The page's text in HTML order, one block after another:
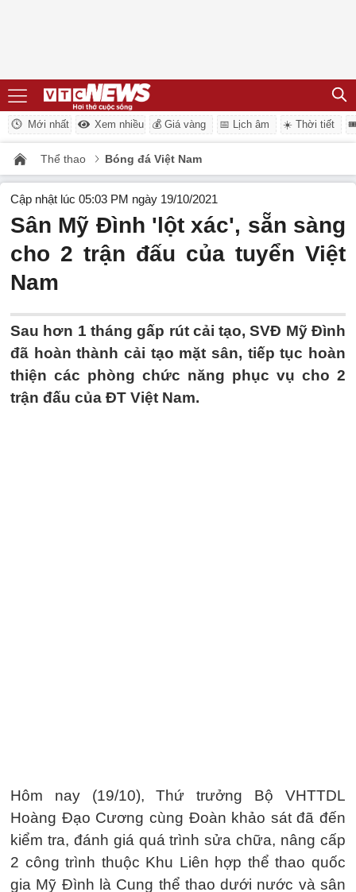
Mới nhất Xem nhiều 💰 Giá vàng 📅 Lịch âm ☀️ Thời tiết
Thể thao Bóng đá Việt Nam
Cập nhật lúc 05:03 PM ngày 19/10/2021
Sân Mỹ Đình 'lột xác', sẵn sàng
cho 2 trận đấu của tuyển Việt
Nam
Sau hơn 1 tháng gấp rút cải tạo, SVĐ Mỹ Đình
đã hoàn thành cải tạo mặt sân, tiếp tục hoàn
thiện các phòng chức năng phục vụ cho 2
trận đấu của ĐT Việt Nam.
Hôm nay (19/10), Thứ trưởng Bộ VHTTDL
Hoàng Đạo Cương cùng Đoàn khảo sát đã đến
kiểm tra, đánh giá quá trình sửa chữa, nâng cấp
2 công trình thuộc Khu Liên hợp thể thao quốc
gia Mỹ Đình là Cung thể thao dưới nước và sân